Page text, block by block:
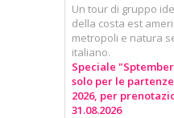
Un tour di gruppo
della costa est
metropoli e natura
italiano.
Speciale
solo per le
2026, per
31.08.2026